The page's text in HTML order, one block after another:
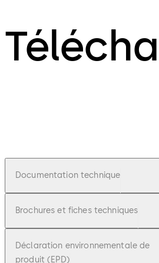
Documentation technique
Brochures et fiches techniques
Déclaration environnementale de
produit (EPD)